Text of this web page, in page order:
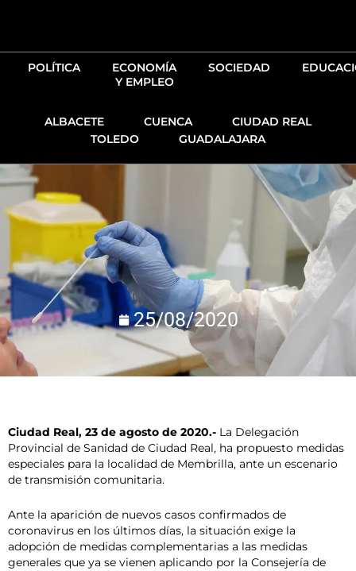
POLÍTICA
ECONOMÍA
Y EMPLEO
SOCIEDAD
ALBACETE CUENCA
CIUDAD REAL
TOLEDO
GUADALAJARA
25/08/2020
Ciudad Real, 23 de agosto de 2020.- La Delegación
Provincial de Sanidad de Ciudad Real, ha propuesto medidas
especiales para la localidad de Membrilla, ante un escenario
de transmisión comunitaria.
Ante la aparición de nuevos casos confirmados de
coronavirus en los últimos días, la situación exige la
adopción de medidas complementarias a las medidas
generales que ya se vienen aplicando por la Consejería de